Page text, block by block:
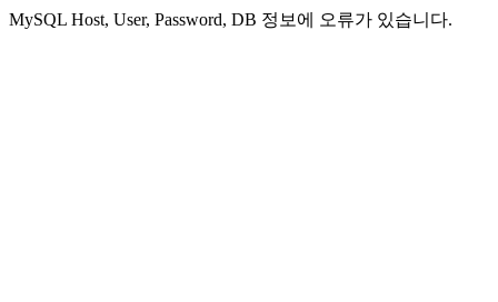
MySQL Host, User, Password, DB 정보에 오류가 있습니다.